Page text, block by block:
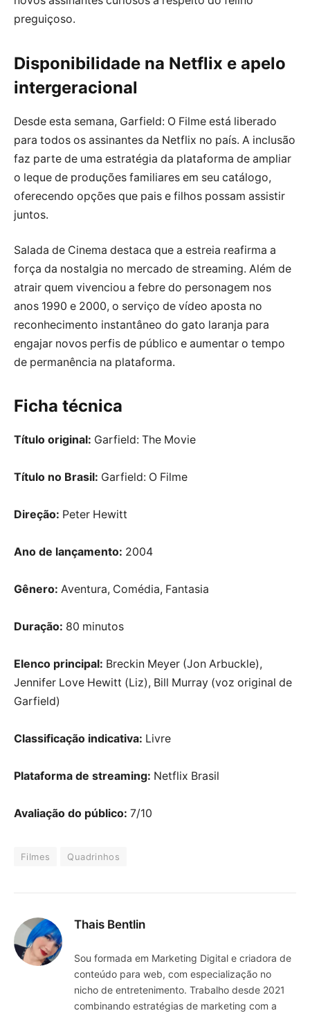
preguiçoso.
Disponibilidade na Netflix e apelo
intergeracional
Desde esta semana, Garfield: O Filme está liberado
para todos os assinantes da Netflix no país. A inclusão
faz parte de uma estratégia da plataforma de ampliar
o leque de produções familiares em seu catálogo,
oferecendo opções que pais e filhos possam assistir
juntos.
Salada de Cinema destaca que a estreia reafirma a
força da nostalgia no mercado de streaming. Além de
atrair quem vivenciou a febre do personagem nos
anos 1990 e 2000, o serviço de vídeo aposta no
reconhecimento instantâneo do gato laranja para
engajar novos perfis de público e aumentar o tempo
de permanência na plataforma.
Ficha técnica
Título original: Garfield: The Movie
Título no Brasil: Garfield: O Filme
Direção: Peter Hewitt
Ano de lançamento: 2004
Gênero: Aventura, Comédia, Fantasia
Duração: 80 minutos
Elenco principal: Breckin Meyer (Jon Arbuckle),
Jennifer Love Hewitt (Liz), Bill Murray (voz original de
Garfield)
Classificação indicativa: Livre
Plataforma de streaming: Netflix Brasil
Avaliação do público: 7/10
Filmes Quadrinhos
Thais Bentlin
Sou formada em Marketing Digital e criadora de
conteúdo para web, com especialização no
nicho de entretenimento. Trabalho desde 2021
combinando estratégias de marketing com a